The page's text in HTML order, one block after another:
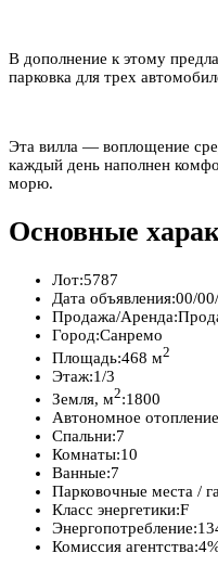
В дополнение к этому
парковка для трех
Эта вилла — воплощение
каждый день наполнен
морю.
Основные
Лот:5787
Дата объявления:00/
Продажа/Аренда:
Город:Санремо
Площадь:468 м2
Этаж:1/3
Земля, м2:1800
Автономное отопление
Спальни:7
Комнаты:10
Ванные:7
Парковочные места /
Класс энергетики:F
Энергопотребление:
Комиссия агентства: